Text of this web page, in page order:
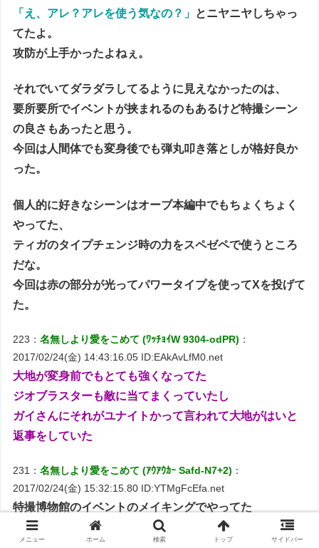
「え、アレ？アレを使う気なの？」 とニヤニヤしちゃっ
てたよ。
攻防が上手かったよねぇ。
それでいてダラダラしてるように見えなかったのは、
要所要所でイベントが挟まれるのもあるけど特撮シーン
の良さもあったと思う。
今回は人間体でも変身後でも弾丸叩き落としが格好良か
った。
個人的に好きなシーンはオーブ本編中でもちょくちょく
やってた、
ティガのタイプチェンジ時の力をスペゼペで使うところ
だな。
今回は赤の部分が光ってパワータイプを使ってXを投げて
た。
223：名無しより愛をこめて (ﾜｯﾁｮｲW 9304-odPR) ：
2017/02/24(金) 14:43:16.05 ID:EAkAvLfM0.net
大地が変身前でもとても強くなってた
ジオブラスターも敵に当てまくっていたし
ガイさんにそれがユナイトかって言われて大地がはいと
返事をしていた
231：名無しより愛をこめて (ｱｳｱｳｶｰ Safd-N7+2) ：
2017/02/24(金) 15:32:15.80 ID:YTMgFcEfa.net
特撮博物館のイベントのメイキングでやってた
糸を引き抜くタイプのビル破壊(外壁が崩れていく奴)をや
メニュー ホーム 検索 トップ サイドバー